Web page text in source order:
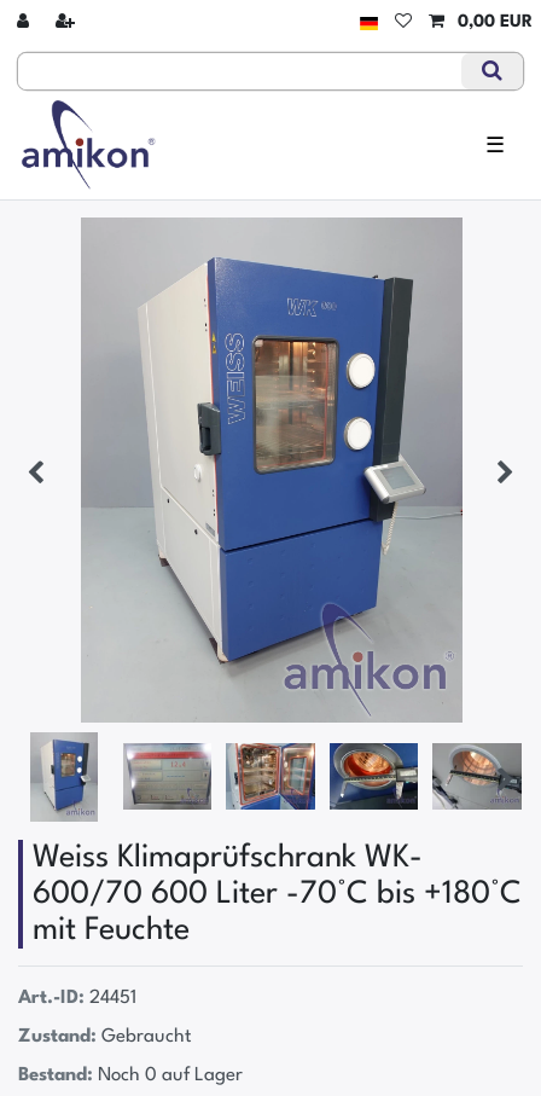
0,00 EUR
☰
Weiss Klimaprüfschrank WK-
600/70 600 Liter -70°C bis +180°C
mit Feuchte
Art.-ID: 24451
Zustand: Gebraucht
Bestand: Noch 0 auf Lager